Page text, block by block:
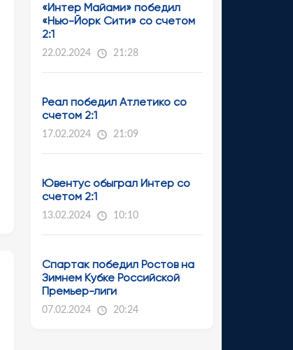
«Интер Майами» победил
«Нью-Йорк Сити» со счетом
2:1
22.02.2024 21:28
Реал победил Атлетико со
счетом 2:1
17.02.2024 21:09
Ювентус обыграл Интер со
счетом 2:1
13.02.2024 10:10
Спартак победил Ростов на
Зимнем Кубке Российской
Премьер-лиги
07.02.2024 20:24